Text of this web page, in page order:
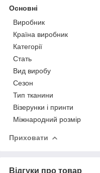
Основні
Виробник
Країна виробник
Категорії
Стать
Вид виробу
Сезон
Тип тканини
Візерунки і принти
Міжнародний розмір
Приховати
Відгуки про товар